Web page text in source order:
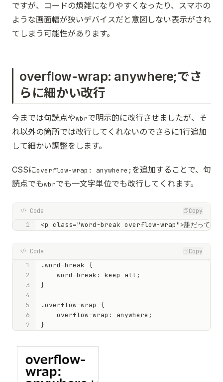
ですが、コードの煩雑になりやすくなったり、スマホの
ような画面幅が狭いデバイスだと意図しない表示がされ
てしまう可能性があります。
overflow-wrap: anywhere;でさ
らに細かい改行
今までは句読点やwbrで明示的に改行させましたが、そ
れ以外の箇所では改行してくれないのでさらに1行追加
して細かい調整をします。
CSSにoverflow-wrap: anywhere; を追加することで、句
読点でもwbrでも一文字単位でも改行してくれます。
Code Copy
<p class="word-break overflow-wrap">誰だって、ほん
Code Copy
.word-break {
    word-break: keep-all;
}
.overflow-wrap {
    overflow-wrap: anywhere;
}